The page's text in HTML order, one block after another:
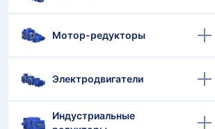
Мотор-редукторы
Электродвигатели
Индустриальные